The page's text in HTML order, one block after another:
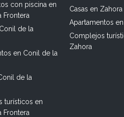
con piscina en
Frontera
de la
en Conil de la
de la
turísticos en
Frontera
Casas en Zahora
Apartamentos
Complejos
Zahora